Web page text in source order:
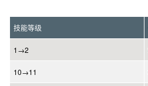
技能等级
1→2
10→11